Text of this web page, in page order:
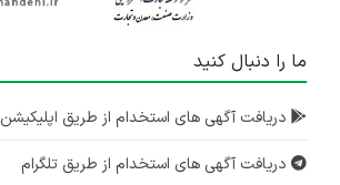
۴ سال پیش
ما را دنبال کنید
دریافت آگهی های استخدام از طریق اپلیکیشن
دریافت آگهی های استخدام از طریق تلگرام